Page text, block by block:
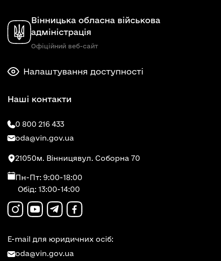
Вінницька обласна військова
адміністрація
Офіційний веб-сайт
Налаштування доступності
Наші контакти
0 800 216 433
oda@vin.gov.ua
21050м. Вінницявул. Соборна 70
Пн-Пт: 9:00-18:00
Обід: 13:00-14:00
E-mail для юридичних осіб:
oda@vin.gov.ua